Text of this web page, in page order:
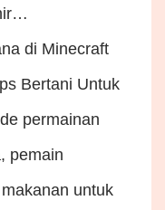
di Minecraft
Bertani Untuk
permainan
pemain
untuk